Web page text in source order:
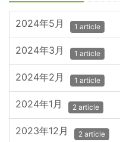
2024年5月 1 article
2024年3月 1 article
2024年2月 1 article
2024年1月 2 article
2023年12月 2 article